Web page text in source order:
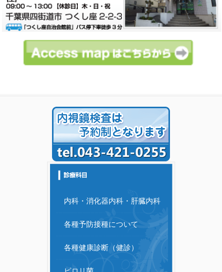
内科・消化器内科・肝臓内科
各種予防接種について
各種健康診断（健診）